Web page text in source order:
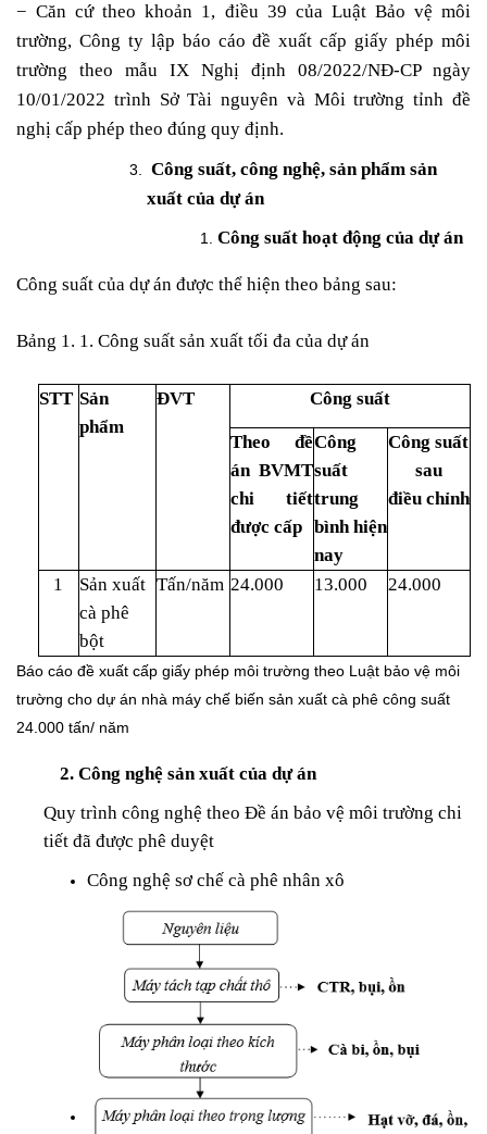
− Căn cứ theo khoản 1, điều 39 của Luật Bảo vệ môi
trường, Công ty lập báo cáo đề xuất cấp giấy phép môi
trường theo mẫu IX Nghị định 08/2022/NĐ-CP ngày
10/01/2022 trình Sở Tài nguyên và Môi trường tỉnh đề
nghị cấp phép theo đúng quy định.
Công suất, công nghệ, sản phẩm sản
xuất của dự án
Công suất hoạt động của dự án
Công suất của dự án được thể hiện theo bảng sau:
Bảng 1. 1. Công suất sản xuất tối đa của dự án
STT Sản
phẩm
ĐVT Công suất
Theo đề
án BVMT
chi tiết
được cấp
Công
suất
trung
bình hiện
nay
Công suất
sau
điều chỉnh
1
Sản xuất
cà phê
bột
Tấn/năm 24.000 13.000 24.000
Báo cáo đề xuất cấp giấy phép môi trường theo Luật bảo vệ môi
trường cho dự án nhà máy chế biến sản xuất cà phê công suất
24.000 tấn/ năm
2. Công nghệ sản xuất của dự án
Quy trình công nghệ theo Đề án bảo vệ môi trường chi
tiết đã được phê duyệt
Công nghệ sơ chế cà phê nhân xô